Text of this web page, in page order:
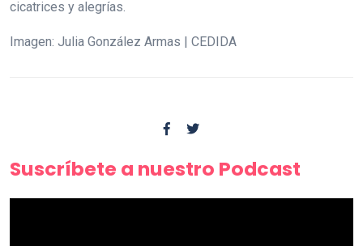
cicatrices y alegrías.
Imagen: Julia González Armas | CEDIDA
Suscríbete a nuestro Podcast